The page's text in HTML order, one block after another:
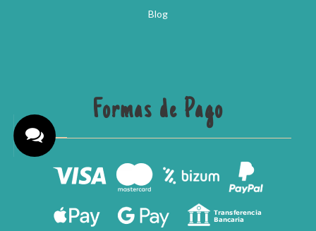
Blog
Formas de Pago